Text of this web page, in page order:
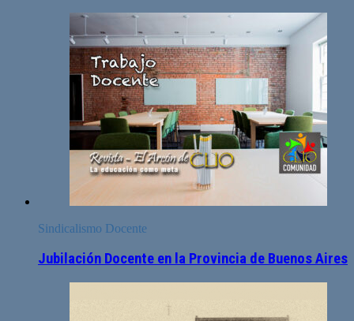
Sindicalismo Docente
Jubilación Docente en la Provincia de Buenos Aires